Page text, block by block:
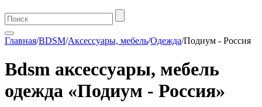
Главная/BDSM/Аксессуары, мебель/Одежда/Подиум - Россия
Bdsm аксессуары, мебель
одежда «Подиум - Россия»